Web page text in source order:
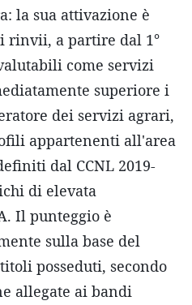
la sua attivazione è
rinvii, a partire dal 1°
come servizi
superiore i
dei servizi agrari,
appartenenti all'area
dal CCNL 2019-
di elevata
Il punteggio è
sulla base del
posseduti, secondo
allegate ai bandi